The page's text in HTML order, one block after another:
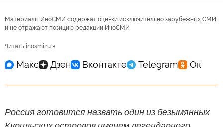
Материалы ИноСМИ содержат оценки исключительно зарубежных СМИ
и не отражают позицию редакции ИноСМИ
Читать inosmi.ru в
Россия готовится назвать один из безымянных